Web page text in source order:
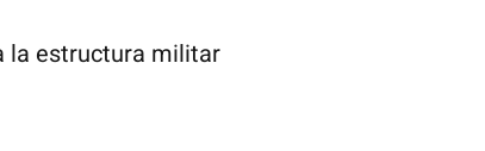
la estructura militar